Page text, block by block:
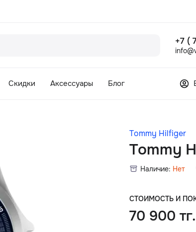
+7 (
Скидки Аксессуары Блог
Tommy Hilfiger
Tommy
Наличие: Нет
СТОИМОСТЬ И
70 900 тг.